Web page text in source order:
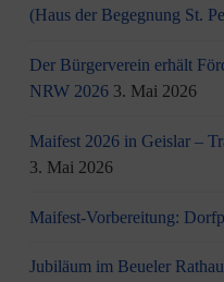
(Haus der Begegnung St.
Der Bürgerverein erhält
NRW 2026 3. Mai 2026
Maifest 2026 in Geislar –
3. Mai 2026
Maifest-Vorbereitung:
Jubiläum im Beueler